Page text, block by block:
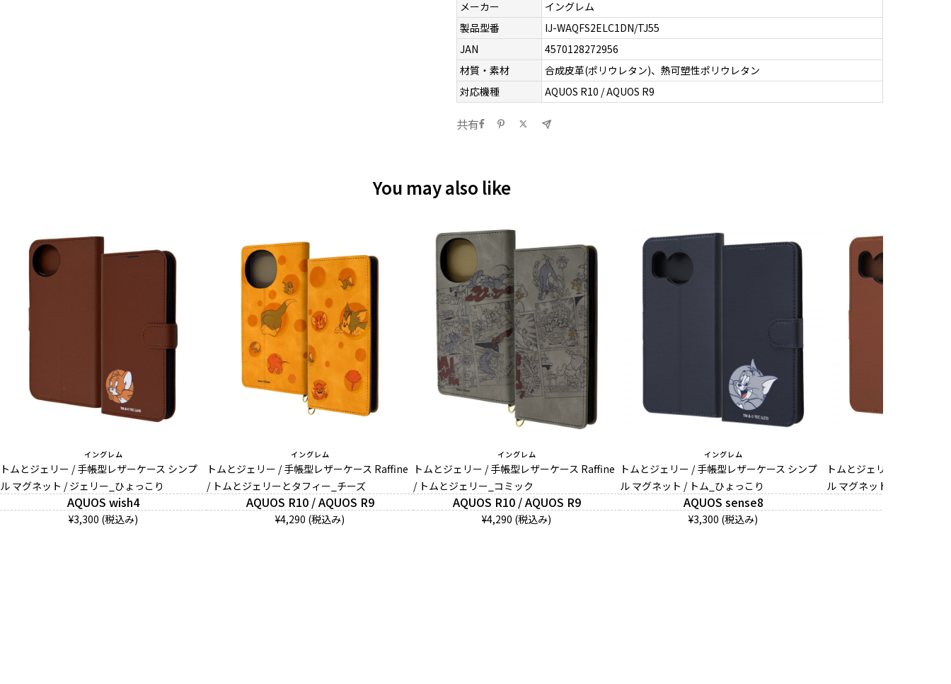
メーカー
イングレム
製品型番
IJ-WAQFS2ELC1DN/TJ55
JAN
4570128272956
材質・素材
合成皮革(ポリウレタン)、熱可塑性ポリウレタン
対応機種
AQUOS R10 / AQUOS R9
共有
You may also like
イングレム
トムとジェリー / 手帳型レザーケース シンプ
ル マグネット / ジェリー_ひょっこり
AQUOS wish4
¥3,300 (税込み)
イングレム
トムとジェリー / 手帳型レザーケース Raffine
/ トムとジェリーとタフィー_チーズ
AQUOS R10 / AQUOS R9
¥4,290 (税込み)
イングレム
トムとジェリー / 手帳型レザーケース Raffine
/ トムとジェリー_コミック
AQUOS R10 / AQUOS R9
¥4,290 (税込み)
イングレム
トムとジェリー / 手帳型レザーケース シンプ
ル マグネット / トム_ひょっこり
AQUOS sense8
¥3,300 (税込み)
トムとジェリー / 手帳型レ
ル マグネット / ジェリー_